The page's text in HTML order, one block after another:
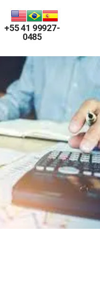
+55 41 99927-
0485